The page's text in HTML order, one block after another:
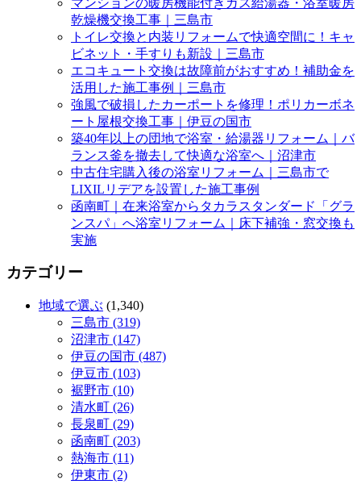
乾燥機交換工事｜三島市
トイレ交換と内装リフォームで快適空間に！キャ
ビネット・手すりも新設｜三島市
エコキュート交換は故障前がおすすめ！補助金を
活用した施工事例｜三島市
強風で破損したカーポートを修理！ポリカーボネ
ート屋根交換工事｜伊豆の国市
築40年以上の団地で浴室・給湯器リフォーム｜バ
ランス釜を撤去して快適な浴室へ｜沼津市
中古住宅購入後の浴室リフォーム｜三島市で
LIXILリデアを設置した施工事例
函南町｜在来浴室からタカラスタンダード「グラ
ンスパ」へ浴室リフォーム｜床下補強・窓交換も
実施
カテゴリー
地域で選ぶ (1,340)
三島市 (319)
沼津市 (147)
伊豆の国市 (487)
伊豆市 (103)
裾野市 (10)
清水町 (26)
長泉町 (29)
函南町 (203)
熱海市 (11)
伊東市 (2)